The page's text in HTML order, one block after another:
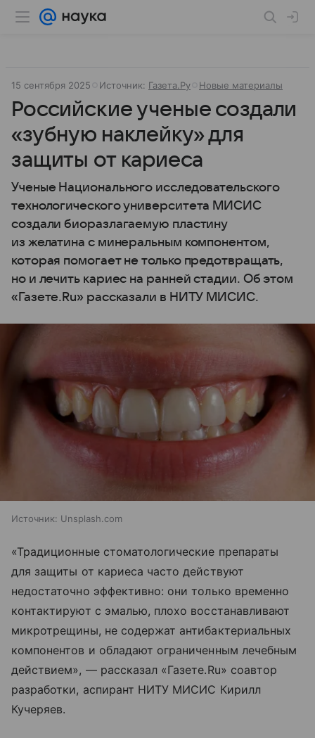
15 сентября 2025 Источник: Газета.Ру Новые материалы
Российские ученые создали
«зубную наклейку» для
защиты от кариеса
Ученые Национального исследовательского
технологического университета МИСИС
создали биоразлагаемую пластину
из желатина с минеральным компонентом,
которая помогает не только предотвращать,
но и лечить кариес на ранней стадии. Об этом
«Газете.Ru» рассказали в НИТУ МИСИС.
Источник: Unsplash.com
«Традиционные стоматологические препараты
для защиты от кариеса часто действуют
недостаточно эффективно: они только временно
контактируют с эмалью, плохо восстанавливают
микротрещины, не содержат антибактериальных
компонентов и обладают ограниченным лечебным
действием», — рассказал «Газете.Ru» соавтор
разработки, аспирант НИТУ МИСИС Кирилл
Кучеряев.